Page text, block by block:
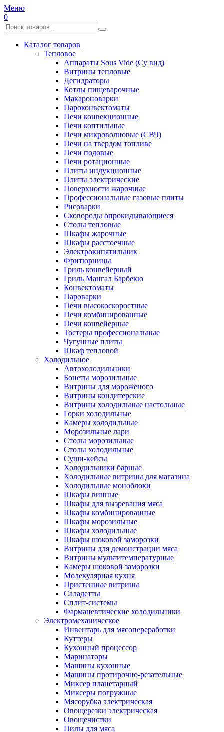
Меню
0
Каталог товаров
Тепловое
Аппараты Sous Vide (Су вид)
Витрины тепловые
Дегидраторы
Котлы пищеварочные
Макароноварки
Пароконвектоматы
Печи конвекционные
Печи коптильные
Печи микроволновые (СВЧ)
Печи на твердом топливе
Печи подовые
Печи ротационные
Плиты индукционные
Плиты электрические
Поверхности жарочные
Профессиональные газовые плиты
Рисоварки
Сковороды опрокидывающиеся
Столы тепловые
Шкафы жарочные
Шкафы расстоечные
Электрокипятильник
Фритюрницы
Гриль конвейерный
Гриль Мангал Барбекю
Конвектоматы
Пароварки
Печи высокоскоростные
Печи комбинированные
Печи конвейерные
Тостеры профессиональные
Чугунные плиты
Шкаф тепловой
Холодильное
Автохолодильники
Бонеты морозильные
Витрины для мороженого
Витрины кондитерские
Витрины холодильные настольные
Горки холодильные
Камеры холодильные
Морозильные лари
Столы морозильные
Столы холодильные
Суши-кейсы
Холодильники барные
Холодильные витрины для магазина
Холодильные моноблоки
Шкафы винные
Шкафы для вызревания мяса
Шкафы комбинированные
Шкафы морозильные
Шкафы холодильные
Шкафы шоковой заморозки
Витрины для демонстрации мяса
Витрины мультитемпературные
Камеры шоковой заморозки
Молекулярная кухня
Пристенные витрины
Саладетты
Сплит-системы
Фармацевтические холодильники
Электромеханическое
Инвентарь для мясопереработки
Куттеры
Кухонный процессор
Маринаторы
Машины кухонные
Машины протирочно-резательные
Миксер планетарный
Миксеры погружные
Мясорубка электрическая
Овощерезки электрическая
Овощечистки
Пилы для мяса